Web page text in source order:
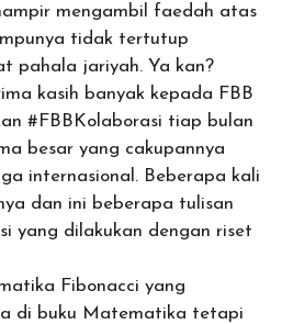
mengambil faedah atas
tidak tertutup
pahala jariyah. Ya kan?
kasih banyak kepada FBB
#FBBKolaborasi tiap bulan
besar yang cakupannya
internasional. Beberapa kali
dan ini beberapa tulisan
yang dilakukan dengan riset
Fibonacci yang
di buku Matematika tetapi